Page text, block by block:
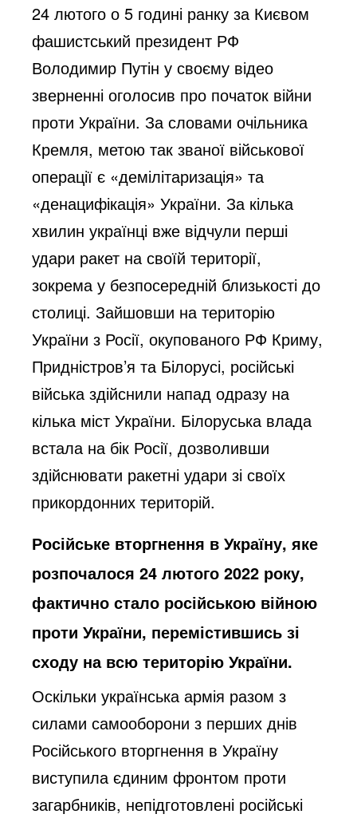
24 лютого о 5 годині ранку за Києвом
фашистський президент РФ
Володимир Путін у своєму відео
зверненні оголосив про початок війни
проти України. За словами очільника
Кремля, метою так званої військової
операції є «демілітаризація» та
«денацифікація» України. За кілька
хвилин українці вже відчули перші
удари ракет на своїй території,
зокрема у безпосередній близькості до
столиці. Зайшовши на територію
України з Росії, окупованого РФ Криму,
Придністров’я та Білорусі, російські
війська здійснили напад одразу на
кілька міст України. Білоруська влада
встала на бік Росії, дозволивши
здійснювати ракетні удари зі своїх
прикордонних територій.
Російське вторгнення в Україну, яке
розпочалося 24 лютого 2022 року,
фактично стало російською війною
проти України, перемістившись зі
сходу на всю територію України.
Оскільки українська армія разом з
силами самооборони з перших днів
Російського вторгнення в Україну
виступила єдиним фронтом проти
загарбників, непідготовлені російські